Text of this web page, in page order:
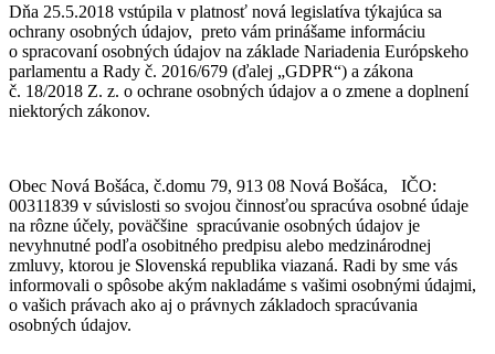
Dňa 25.5.2018 vstúpila v platnosť nová legislatíva týkajúca sa
ochrany osobných údajov, preto vám prinášame informáciu
o spracovaní osobných údajov na základe Nariadenia Európskeho
parlamentu a Rady č. 2016/679 (ďalej „GDPR“) a zákona
č. 18/2018 Z. z. o ochrane osobných údajov a o zmene a doplnení
niektorých zákonov.
Obec Nová Bošáca, č.domu 79, 913 08 Nová Bošáca, IČO:
00311839 v súvislosti so svojou činnosťou spracúva osobné údaje
na rôzne účely, poväčšine spracúvanie osobných údajov je
nevyhnutné podľa osobitného predpisu alebo medzinárodnej
zmluvy, ktorou je Slovenská republika viazaná. Radi by sme vás
informovali o spôsobe akým nakladáme s vašimi osobnými údajmi,
o vašich právach ako aj o právnych základoch spracúvania
osobných údajov.